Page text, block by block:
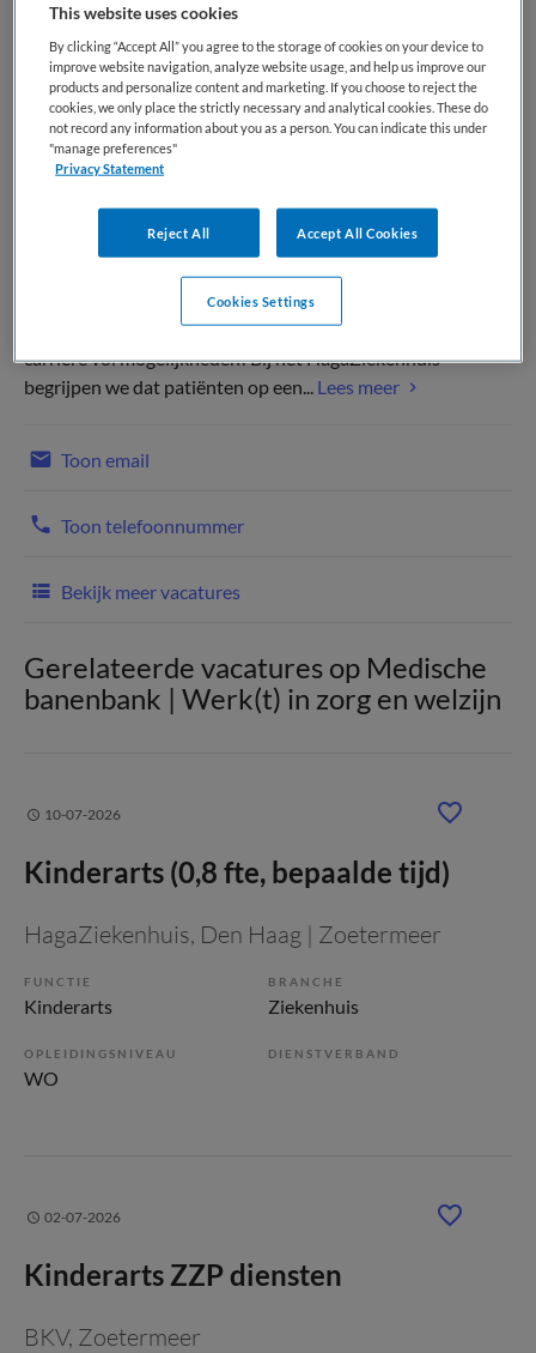
Vacature niet beschikbaar
Deze vacature Kinderarts (0,8 fte, bepaalde tijd) bij
HagaZiekenhuis is niet meer actueel. Hieronder staan
enkele vergelijkbare vacatures die voor u wellicht
interessant zijn.
Kies je voor het HagaZiekenhuis? Dan kies je voor een
carrière vol mogelijkheden! Bij het HagaZiekenhuis
begrijpen we dat patiënten op een... Lees meer
Toon email
Toon telefoonnummer
Bekijk meer vacatures
Gerelateerde vacatures op Medische
banenbank | Werk(t) in zorg en welzijn
10-07-2026
Kinderarts (0,8 fte, bepaalde tijd)
HagaZiekenhuis, Den Haag | Zoetermeer
FUNCTIE
Kinderarts
BRANCHE
Ziekenhuis
OPLEIDINGSNIVEAU
WO
DIENSTVERBAND
02-07-2026
Kinderarts ZZP diensten
BKV, Zoetermeer
This website uses cookies
By clicking “Accept All” you agree to the storage of cookies on your device to
improve website navigation, analyze website usage, and help us improve our
products and personalize content and marketing. If you choose to reject the
cookies, we only place the strictly necessary and analytical cookies. These do
not record any information about you as a person. You can indicate this under
"manage preferences"
Privacy Statement
Reject All Accept All Cookies
Cookies Settings